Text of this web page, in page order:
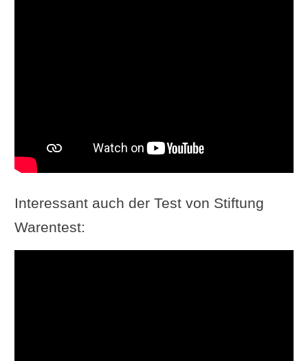
Interessant auch der Test von Stiftung
Warentest: